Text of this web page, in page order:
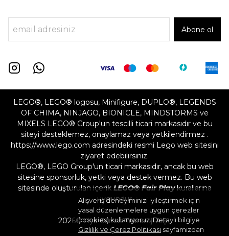
Alışveriş deneyiminizi iyileştirmek için
yasal düzenlemelere uygun çerezler
(cookies) kullanıyoruz. Detaylı bilgiye
Gizlilik ve Çerez Politikası sayfamızdan
Abone ol
LEGO®, LEGO® logosu, Minifigure, DUPLO®, LEGENDS
OF CHIMA, NINJAGO, BIONICLE, MINDSTORMS ve
MIXELS LEGO® Group'un tescilli ticari markasıdır ve bu
siteyi desteklemez, onaylamaz veya yetkilendirmez .
https://www.lego.com adresindeki resmi Lego web sitesini
ziyaret edebilirsiniz.
LEGO®, LEGO Group'un ticari markasıdır, ancak bu web
sitesine sponsorluk, yetki veya destek vermez. Bu web
sitesinde oluşturulan içerik LEGO® Fair Playkurallarına
uygundur
2026©Liya Games Teknoloji A.Ş.